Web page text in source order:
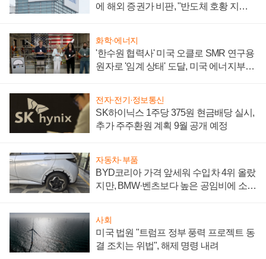
에 해외 증권가 비판, "반도체 호황 지속
화학·에너지
'한수원 협력사' 미국 오클로 SMR 연구용
원자로 '임계 상태' 도달, 미국 에너지부
전자·전기·정보통신
SK하이닉스 1주당 375원 현금배당 실시,
추가 주주환원 계획 9월 공개 예정
자동차·부품
BYD코리아 가격 앞세워 수입차 4위 올랐
지만, BMW·벤츠보다 높은 공임비에 소비
사회
미국 법원 "트럼프 정부 풍력 프로젝트 동
결 조치는 위법", 해제 명령 내려